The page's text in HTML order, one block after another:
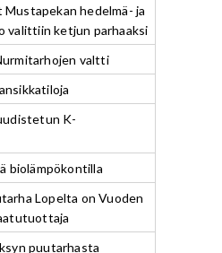
hedelmä- ja
valittiin ketjun parhaaksi
valtti
K-
biolämpökontilla
Lopelta on Vuoden
puutarhasta